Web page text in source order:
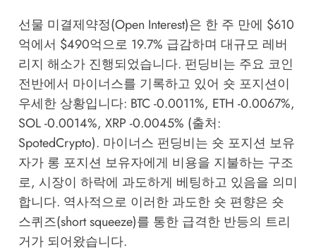
선물 미결제약정(Open Interest)은 한 주 만에 $610
억에서 $490억으로 19.7% 급감하며 대규모 레버
리지 해소가 진행되었습니다. 펀딩비는 주요 코인
전반에서 마이너스를 기록하고 있어 숏 포지션이
우세한 상황입니다: BTC -0.0011%, ETH -0.0067%,
SOL -0.0014%, XRP -0.0045% (출처:
SpotedCrypto). 마이너스 펀딩비는 숏 포지션 보유
자가 롱 포지션 보유자에게 비용을 지불하는 구조
로, 시장이 하락에 과도하게 베팅하고 있음을 의미
합니다. 역사적으로 이러한 과도한 숏 편향은 숏
스퀴즈(short squeeze)를 통한 급격한 반등의 트리
거가 되어왔습니다.